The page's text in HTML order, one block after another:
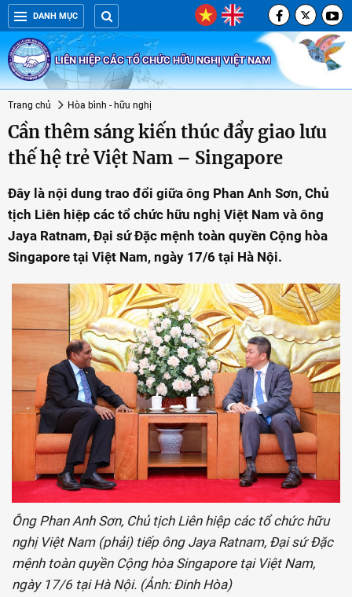
DANH MỤC
LIÊN HIỆP CÁC TỔ CHỨC HỮU NGHỊ VIỆT NAM
Trang chủ Hòa bình - hữu nghị
Cần thêm sáng kiến thúc đẩy giao lưu
thế hệ trẻ Việt Nam – Singapore
Đây là nội dung trao đổi giữa ông Phan Anh Sơn, Chủ
tịch Liên hiệp các tổ chức hữu nghị Việt Nam và ông
Jaya Ratnam, Đại sứ Đặc mệnh toàn quyền Cộng hòa
Singapore tại Việt Nam, ngày 17/6 tại Hà Nội.
Ông Phan Anh Sơn, Chủ tịch Liên hiệp các tổ chức hữu
nghị Việt Nam (phải) tiếp ông Jaya Ratnam, Đại sứ Đặc
mệnh toàn quyền Cộng hòa Singapore tại Việt Nam,
ngày 17/6 tại Hà Nội. (Ảnh: Đinh Hòa)